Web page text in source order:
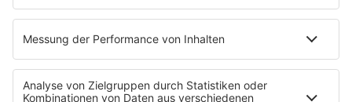
EVENTS
Kontakt
Newsletter
Empfang